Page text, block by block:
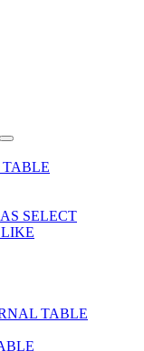
SELECT
TABLE